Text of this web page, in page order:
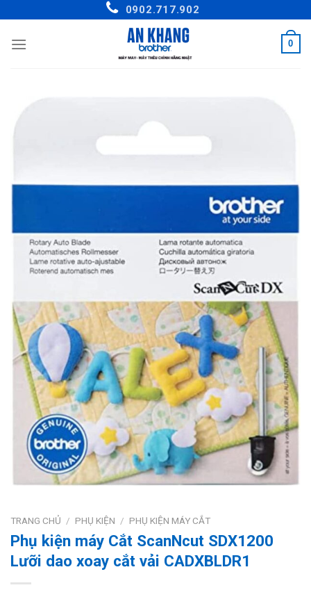
content
0902.717.902
0
TRANG CHỦ / PHỤ KIỆN / PHỤ KIỆN MÁY CẮT
Phụ kiện máy Cắt ScanNcut SDX1200
Lưỡi dao xoay cắt vải CADXBLDR1